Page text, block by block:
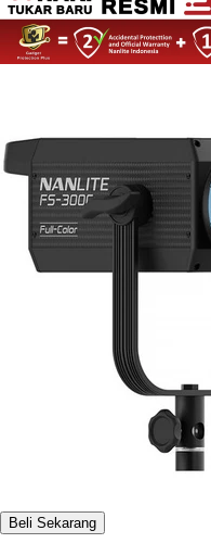
Beli Sekarang